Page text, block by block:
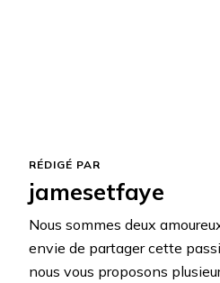
RÉDIGÉ PAR
jamesetfaye
Nous sommes deux
envie de partager cette
nous vous proposons